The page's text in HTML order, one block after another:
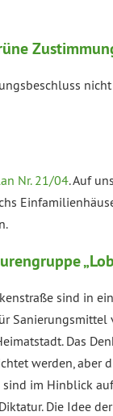
Nr. 21/04. Auf
sind in
Das
werden,
im Hinblick
Die Idee